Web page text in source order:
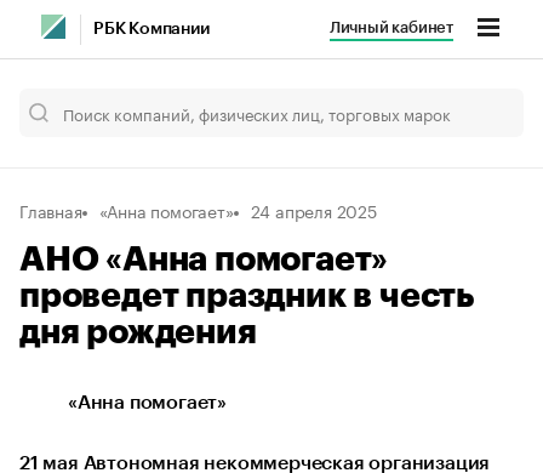
РБК Компании Личный кабинет
Главная «Анна помогает» 24 апреля 2025
АНО «Анна помогает»
проведет праздник в честь
дня рождения
«Анна помогает»
21 мая Автономная некоммерческая организация